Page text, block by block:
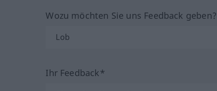
Wozu möchten Sie uns Feedback
Ihr Feedback*